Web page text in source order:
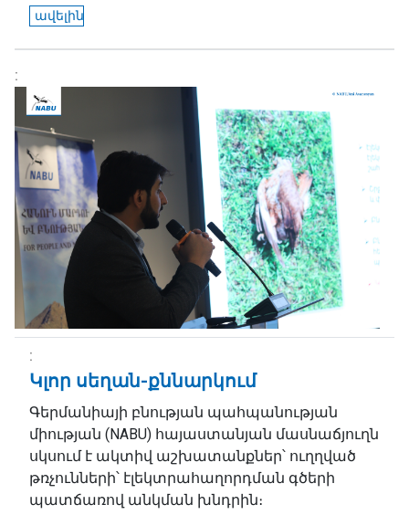
ավելին
Կլոր սեղան-քննարկում
Գերմանիայի բնության պահպանության
միության (NABU) հայաստանյան մասնաճյուղն
սկսում է ակտիվ աշխատանքներ՝ ուղղված
թռչունների՝ էլեկտրահաղորդման գծերի
պատճառով անկման խնդրին։